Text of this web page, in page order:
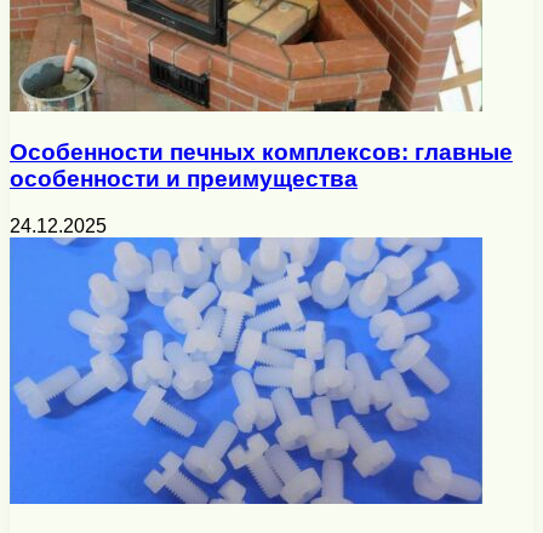
Особенности печных комплексов: главные
особенности и преимущества
24.12.2025